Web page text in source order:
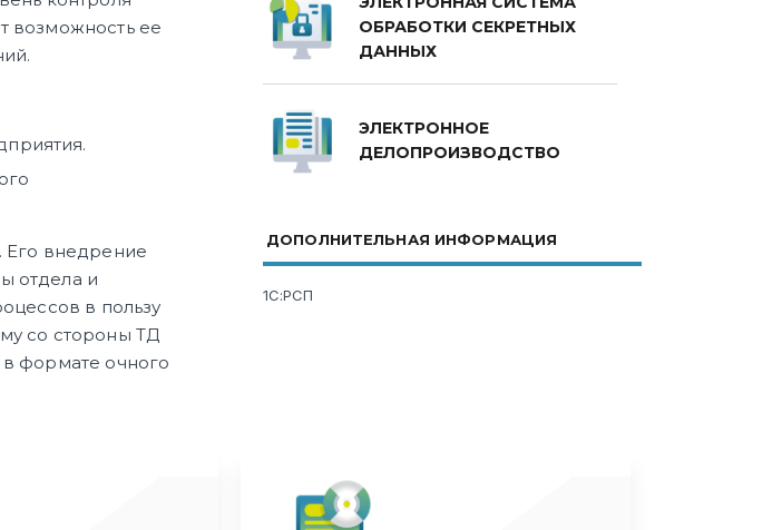
возможность ее
Его внедрение
отдела и
в пользу
со стороны ТД
в формате очного
ОБРАБОТКИ СЕКРЕТНЫХ
ДАННЫХ
ЭЛЕКТРОННОЕ
ДЕЛОПРОИЗВОДСТВО
ДОПОЛНИТЕЛЬНАЯ ИНФОРМАЦИЯ
1С:РСП